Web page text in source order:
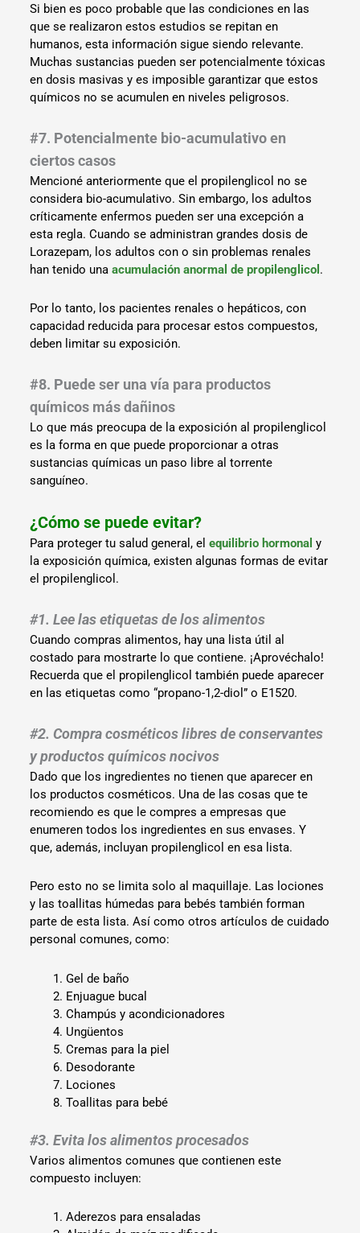
Si bien es poco probable que las condiciones en las
que se realizaron estos estudios se repitan en
humanos, esta información sigue siendo relevante.
Muchas sustancias pueden ser potencialmente tóxicas
en dosis masivas y es imposible garantizar que estos
químicos no se acumulen en niveles peligrosos.
#7. Potencialmente bio-acumulativo en
ciertos casos
Mencioné anteriormente que el propilenglicol no se
considera bio-acumulativo. Sin embargo, los adultos
críticamente enfermos pueden ser una excepción a
esta regla. Cuando se administran grandes dosis de
Lorazepam, los adultos con o sin problemas renales
han tenido unaacumulación anormal de propilenglicol .
Por lo tanto, los pacientes renales o hepáticos, con
capacidad reducida para procesar estos compuestos,
deben limitar su exposición.
#8. Puede ser una vía para productos
químicos más dañinos
Lo que más preocupa de la exposición al propilenglicol
es la forma en que puede proporcionar a otras
sustancias químicas un paso libre al torrente
sanguíneo.
¿Cómo se puede evitar?
Para proteger tu salud general, elequilibrio hormonal y
la exposición química, existen algunas formas de evitar
el propilenglicol.
#1. Lee las etiquetas de los alimentos
Cuando compras alimentos, hay una lista útil al
costado para mostrarte lo que contiene. ¡Aprovéchalo!
Recuerda que el propilenglicol también puede aparecer
en las etiquetas como “propano-1,2-diol” o E1520.
#2. Compra cosméticos libres de conservantes
y productos químicos nocivos
Dado que los ingredientes no tienen que aparecer en
los productos cosméticos. Una de las cosas que te
recomiendo es que le compres a empresas que
enumeren todos los ingredientes en sus envases. Y
que, además, incluyan propilenglicol en esa lista.
Pero esto no se limita solo al maquillaje. Las lociones
y las toallitas húmedas para bebés también forman
parte de esta lista. Así como otros artículos de cuidado
personal comunes, como:
Gel de baño
Enjuague bucal
Champús y acondicionadores
Ungüentos
Cremas para la piel
Desodorante
Lociones
Toallitas para bebé
#3. Evita los alimentos procesados
Varios alimentos comunes que contienen este
compuesto incluyen:
Aderezos para ensaladas